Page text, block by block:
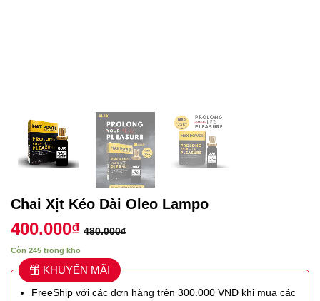
Chai Xịt Kéo Dài Oleo Lampo
400.000₫ 480.000₫
Còn 245 trong kho
KHUYẾN MÃI
FreeShip với các đơn hàng trên 300.000 VNĐ khi mua các